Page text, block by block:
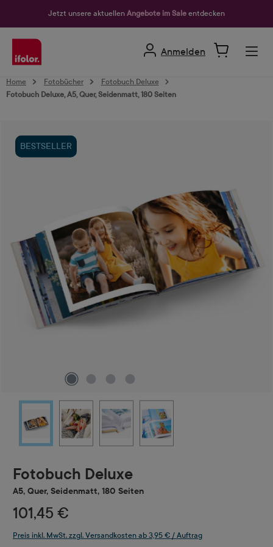
Jetzt unsere aktuellen Angebote im Sale entdecken
Anmelden
Home Fotobücher
Fotobuch Deluxe
Fotobuch Deluxe, A5, Quer, Seidenmatt, 180 Seiten
BESTSELLER
Fotobuch Deluxe
A5, Quer, Seidenmatt, 180 Seiten
101,45 €
Preis inkl. MwSt. zzgl. Versandkosten ab 3,95 € / Auftrag